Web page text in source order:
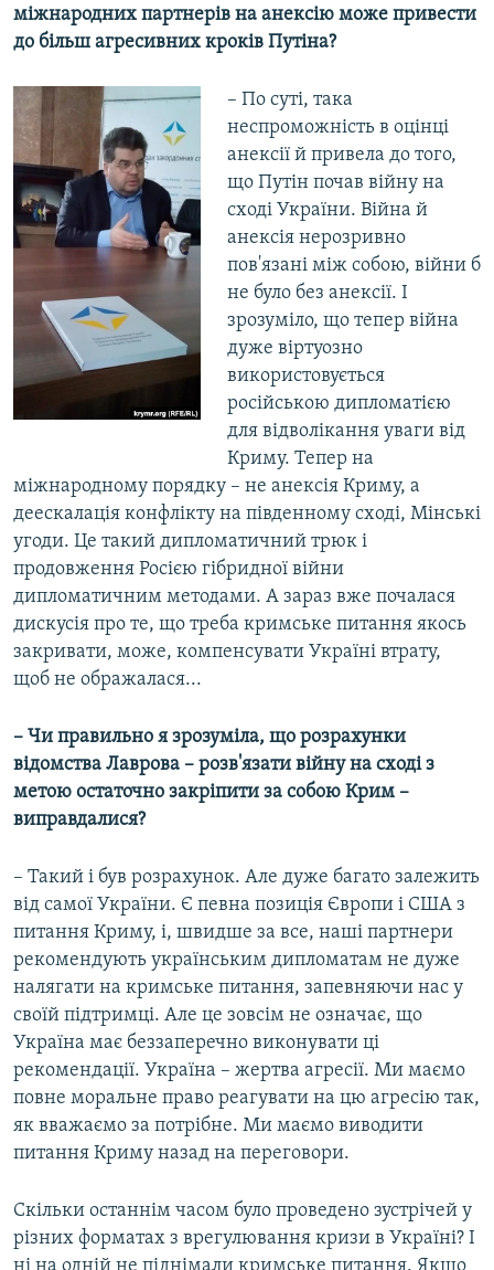
міжнародних партнерів на анексію може привести
до більш агресивних кроків Путіна?
– По суті, така
неспроможність в оцінці
анексії й привела до того,
що Путін почав війну на
сході України. Війна й
анексія нерозривно
пов'язані між собою, війни б
не було без анексії. І
зрозуміло, що тепер війна
дуже віртуозно
використовується
російською дипломатією
для відволікання уваги від
Криму. Тепер на
міжнародному порядку – не анексія Криму, а
деескалація конфлікту на південному сході, Мінські
угоди. Це такий дипломатичний трюк і
продовження Росією гібридної війни
дипломатичним методами. А зараз вже почалася
дискусія про те, що треба кримське питання якось
закривати, може, компенсувати Україні втрату,
щоб не ображалася...
– Чи правильно я зрозуміла, що розрахунки
відомства Лаврова – розв'язати війну на сході з
метою остаточно закріпити за собою Крим –
виправдалися?
– Такий і був розрахунок. Але дуже багато залежить
від самої України. Є певна позиція Європи і США з
питання Криму, і, швидше за все, наші партнери
рекомендують українським дипломатам не дуже
налягати на кримське питання, запевняючи нас у
своїй підтримці. Але це зовсім не означає, що
Україна має беззаперечно виконувати ці
рекомендації. Україна – жертва агресії. Ми маємо
повне моральне право реагувати на цю агресію так,
як вважаємо за потрібне. Ми маємо виводити
питання Криму назад на переговори.
Скільки останнім часом було проведено зустрічей у
різних форматах з врегулювання кризи в Україні? І